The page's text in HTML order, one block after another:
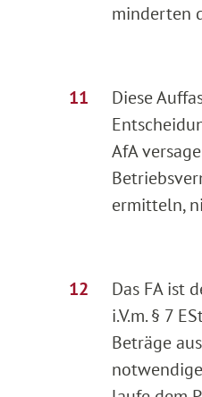
minderten
Diese
AfA
ermitteln,
Das FA ist
i.V.m. § 7
Beträge